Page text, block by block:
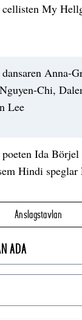
cellisten My
Anna-
Chi,
Lee
Ida Börjel
Hindi
Anslagstavlan
ADA